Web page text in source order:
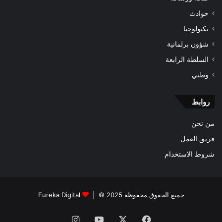
حوادث
تكنولوجيا
شؤون برلمانية
السلطة الرابعة
وطني
روابط
من نحن
فريق العمل
شروط الاستخدام
جميع الحقوق محفوظة 2025 © | Eureka Digital
فيسبوك ‫YouTube